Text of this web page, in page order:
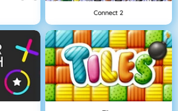
Connect 2